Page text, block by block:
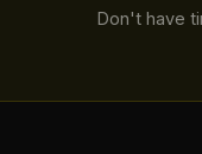
Don't have